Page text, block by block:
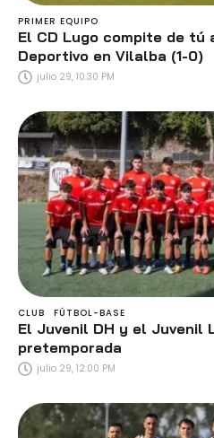
PRIMER EQUIPO
El CD Lugo compite de tú
Deportivo en Vilalba (1-0)
julio 29, 10:30 PM
CLUB FÚTBOL-BASE
El Juvenil DH y el Juvenil
pretemporada
julio 29, 12:00 PM